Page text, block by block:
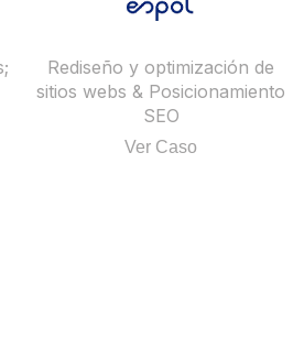
Rediseño y optimización de
sitios webs & Posicionamiento
SEO
Ver Caso